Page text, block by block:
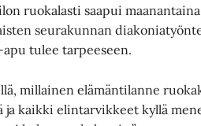
ruokalasti saapui
seurakunnan
tulee tarpeeseen.
millainen elämäntilanne
ja kaikki elintarvikkeet kyllä